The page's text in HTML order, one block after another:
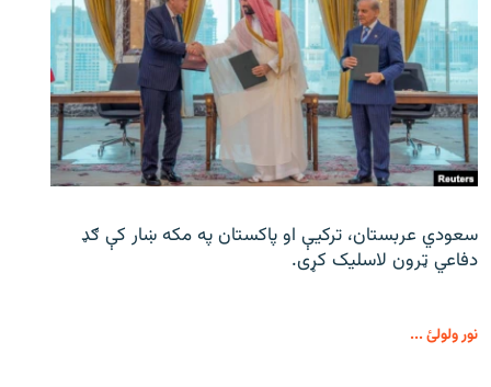
سعودي عربستان، ترکیې او پاکستان په مکه ښار کې ګډ
دفاعي ټرون لاسلیک کړی.
نور ولولئ ...